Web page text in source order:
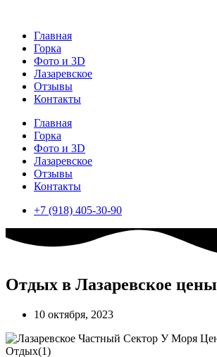
содержимому
Главная
Горка
Фото и 3D
Лазаревское
Отзывы
Контакты
Главная
Горка
Фото и 3D
Лазаревское
Отзывы
Контакты
+7 (918) 405-30-90
Отдых в Лазаревское цены
10 октября, 2023